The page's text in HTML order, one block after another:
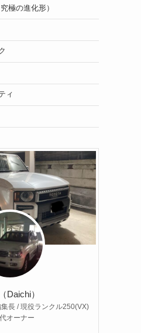
極の進化形）
ィ
Daichi）
集長 / 現役ランクル250(VX)
オーナー